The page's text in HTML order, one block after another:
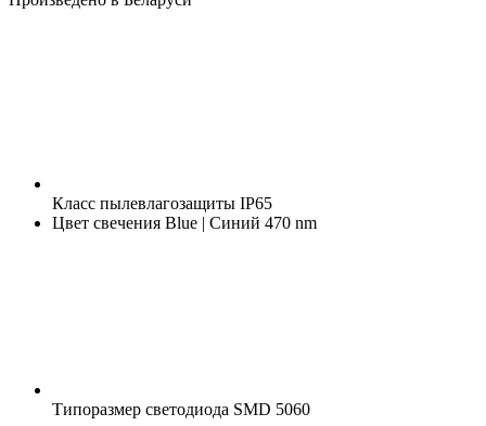
Класс пылевлагозащиты IP65
Цвет свечения Blue | Синий 470 nm
Типоразмер светодиода SMD 5060